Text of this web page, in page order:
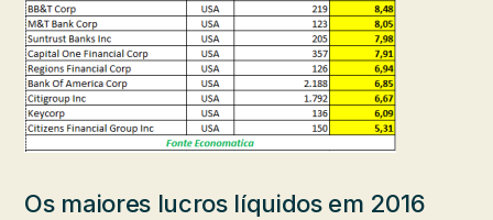
Os maiores lucros líquidos em 2016